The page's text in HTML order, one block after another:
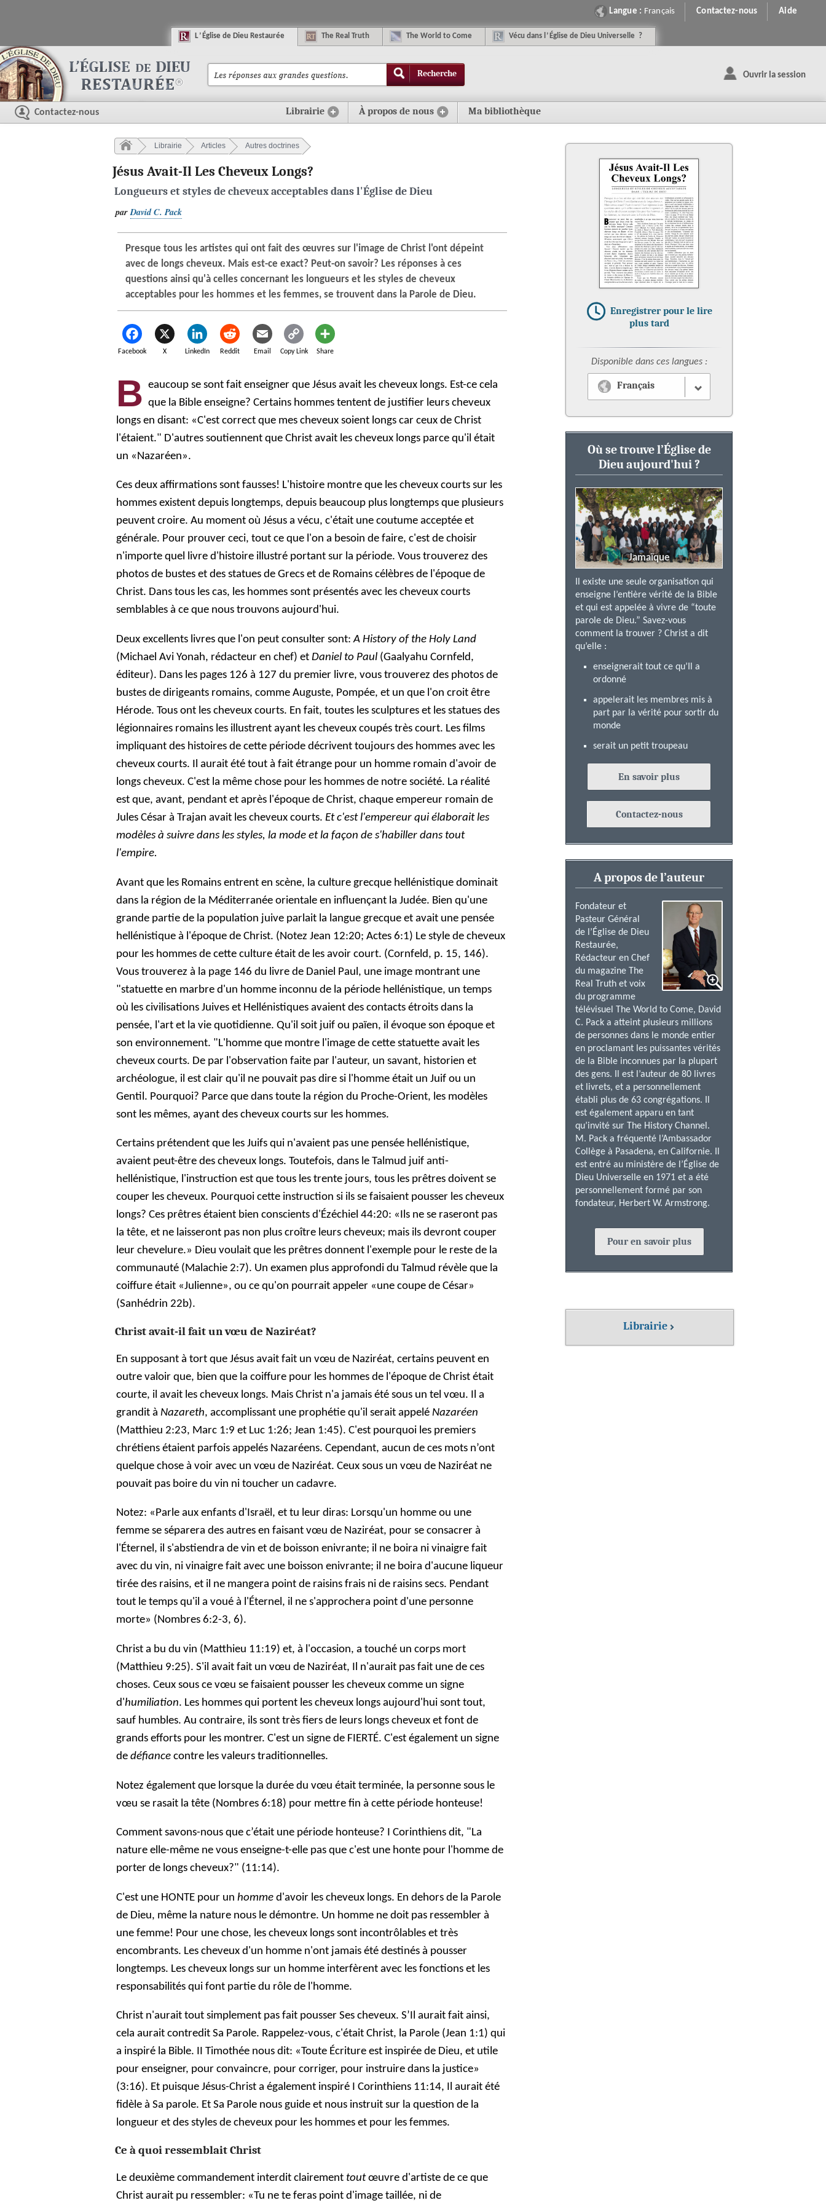
Langue : Français Contactez-nous Aide
L’ Église de Dieu Restaurée The Real Truth The World to Come Vécu dans ’ Église de Dieu Universelle ?
Recherche
Contactez-nous
Ouvrir la session
Librairie À propos de nous Ma bibliothèque
Enregistrer pour le lire
plus tard
Disponible dans ces langues :
Français
Où se trouve l’Église de
Dieu aujourd'hui ?
Jamaïque
Il existe une seule organisation qui
enseigne l’entière vérité de la Bible
et qui est appelée à vivre de “toute
parole de Dieu.” Savez-vous
comment la trouver ? Christ a dit
qu’elle :
enseignerait tout ce qu’Il a
ordonné
appelerait les membres mis à
part par la vérité pour sortir du
monde
serait un petit troupeau
En savoir plus
Contactez-nous
A propos de l’auteur
Fondateur et
Pasteur Général
de l’Église de Dieu
Restaurée,
Rédacteur en Chef
du magazine The
Real Truth et voix
du programme
télévisuel The World to Come, David
C. Pack a atteint plusieurs millions
de personnes dans le monde entier
en proclamant les puissantes vérités
de la Bible inconnues par la plupart
des gens. Il est l’auteur de 80 livres
et livrets, et a personnellement
établi plus de 63 congrégations. Il
est également apparu en tant
qu’invité sur The History Channel.
M. Pack a fréquenté l’Ambassador
Collège à Pasadena, en Californie. Il
est entré au ministère de l’Église de
Dieu Universelle en 1971 et a été
personnellement formé par son
fondateur, Herbert W. Armstrong.
Pour en savoir plus
Librairie
Librairie Articles Autres doctrines
Jésus Avait-Il Les Cheveux Longs?
Longueurs et styles de cheveux acceptables dans l'Église de Dieu
parDavid C. Pack
Presque tous les artistes qui ont fait des œuvres sur l'image de Christ l'ont dépeint
avec de longs cheveux. Mais est-ce exact? Peut-on savoir? Les réponses à ces
questions ainsi qu'à celles concernant les longueurs et les styles de cheveux
acceptables pour les hommes et les femmes, se trouvent dans la Parole de Dieu.
Facebook X LinkedIn Reddit Email Copy Link Share
B eaucoup se sont fait enseigner que Jésus avait les cheveux longs. Est-ce cela
que la Bible enseigne? Certains hommes tentent de justifier leurs cheveux
longs en disant: «C'est correct que mes cheveux soient longs car ceux de Christ
l'étaient." D'autres soutiennent que Christ avait les cheveux longs parce qu'il était
un «Nazaréen».
Ces deux affirmations sont fausses! L'histoire montre que les cheveux courts sur les
hommes existent depuis longtemps, depuis beaucoup plus longtemps que plusieurs
peuvent croire. Au moment où Jésus a vécu, c'était une coutume acceptée et
générale. Pour prouver ceci, tout ce que l'on a besoin de faire, c'est de choisir
n'importe quel livre d'histoire illustré portant sur la période. Vous trouverez des
photos de bustes et des statues de Grecs et de Romains célèbres de l'époque de
Christ. Dans tous les cas, les hommes sont présentés avec les cheveux courts
semblables à ce que nous trouvons aujourd'hui.
Deux excellents livres que l'on peut consulter sont:A History of the Holy Land
(Michael Avi Yonah, rédacteur en chef) etDaniel to Paul (Gaalyahu Cornfeld,
éditeur). Dans les pages 126 à 127 du premier livre, vous trouverez des photos de
bustes de dirigeants romains, comme Auguste, Pompée, et un que l'on croit être
Hérode. Tous ont les cheveux courts. En fait, toutes les sculptures et les statues des
légionnaires romains les illustrent ayant les cheveux coupés très court. Les films
impliquant des histoires de cette période décrivent toujours des hommes avec les
cheveux courts. Il aurait été tout à fait étrange pour un homme romain d'avoir de
longs cheveux. C'est la même chose pour les hommes de notre société. La réalité
est que, avant, pendant et après l'époque de Christ, chaque empereur romain de
Jules César à Trajan avait les cheveux courts.Et c'est l'empereur qui élaborait les
modèles à suivre dans les styles, la mode et la façon de s'habiller dans tout
l'empire.
Avant que les Romains entrent en scène, la culture grecque hellénistique dominait
dans la région de la Méditerranée orientale en influençant la Judée. Bien qu'une
grande partie de la population juive parlait la langue grecque et avait une pensée
hellénistique à l'époque de Christ. (Notez Jean 12:20; Actes 6:1) Le style de cheveux
pour les hommes de cette culture était de les avoir court. (Cornfeld, p. 15, 146).
Vous trouverez à la page 146 du livre de Daniel Paul, une image montrant une
"statuette en marbre d'un homme inconnu de la période hellénistique, un temps
où les civilisations Juives et Hellénistiques avaient des contacts étroits dans la
pensée, l'art et la vie quotidienne. Qu'il soit juif ou païen, il évoque son époque et
son environnement. "L'homme que montre l'image de cette statuette avait les
cheveux courts. De par l'observation faite par l'auteur, un savant, historien et
archéologue, il est clair qu'il ne pouvait pas dire si l'homme était un Juif ou un
Gentil. Pourquoi? Parce que dans toute la région du Proche-Orient, les modèles
sont les mêmes, ayant des cheveux courts sur les hommes.
Certains prétendent que les Juifs qui n'avaient pas une pensée hellénistique,
avaient peut-être des cheveux longs. Toutefois, dans le Talmud juif anti-
hellénistique, l'instruction est que tous les trente jours, tous les prêtres doivent se
couper les cheveux. Pourquoi cette instruction si ils se faisaient pousser les cheveux
longs? Ces prêtres étaient bien conscients d'Ézéchiel 44:20: «Ils ne se raseront pas
la tête, et ne laisseront pas non plus croître leurs cheveux; mais ils devront couper
leur chevelure.» Dieu voulait que les prêtres donnent l'exemple pour le reste de la
communauté (Malachie 2:7). Un examen plus approfondi du Talmud révèle que la
coiffure était «Julienne», ou ce qu'on pourrait appeler «une coupe de César»
(Sanhédrin 22b).
Christ avait-il fait un vœu de Naziréat?
En supposant à tort que Jésus avait fait un vœu de Naziréat, certains peuvent en
outre valoir que, bien que la coiffure pour les hommes de l'époque de Christ était
courte, il avait les cheveux longs. Mais Christ n'a jamais été sous un tel vœu. Il a
grandit à Nazareth, accomplissant une prophétie qu'il serait appelé Nazaréen
(Matthieu 2:23, Marc 1:9 et Luc 1:26; Jean 1:45). C'est pourquoi les premiers
chrétiens étaient parfois appelés Nazaréens. Cependant, aucun de ces mots n’ont
quelque chose à voir avec un vœu de Naziréat. Ceux sous un vœu de Naziréat ne
pouvait pas boire du vin ni toucher un cadavre.
Notez: «Parle aux enfants d'Israël, et tu leur diras: Lorsqu'un homme ou une
femme se séparera des autres en faisant vœu de Naziréat, pour se consacrer à
l'Éternel, il s'abstiendra de vin et de boisson enivrante; il ne boira ni vinaigre fait
avec du vin, ni vinaigre fait avec une boisson enivrante; il ne boira d'aucune liqueur
tirée des raisins, et il ne mangera point de raisins frais ni de raisins secs. Pendant
tout le temps qu'il a voué à l'Éternel, il ne s'approchera point d'une personne
morte» (Nombres 6:2-3, 6).
Christ a bu du vin (Matthieu 11:19) et, à l'occasion, a touché un corps mort
(Matthieu 9:25). S'il avait fait un vœu de Naziréat, Il n'aurait pas fait une de ces
choses. Ceux sous ce vœu se faisaient pousser les cheveux comme un signe
d'humiliation. Les hommes qui portent les cheveux longs aujourd'hui sont tout,
sauf humbles. Au contraire, ils sont très fiers de leurs longs cheveux et font de
grands efforts pour les montrer. C'est un signe de FIERTÉ. C'est également un signe
dedéfiance contre les valeurs traditionnelles.
Notez également que lorsque la durée du vœu était terminée, la personne sous le
vœu se rasait la tête (Nombres 6:18) pour mettre fin à cette période honteuse!
Comment savons-nous que c’était une période honteuse? I Corinthiens dit, "La
nature elle-même ne vous enseigne-t-elle pas que c'est une honte pour l'homme de
porter de longs cheveux?" (11:14).
C'est une HONTE pour unhomme d'avoir les cheveux longs. En dehors de la Parole
de Dieu, même la nature nous le démontre. Un homme ne doit pas ressembler à
une femme! Pour une chose, les cheveux longs sont incontrôlables et très
encombrants. Les cheveux d'un homme n'ont jamais été destinés à pousser
longtemps. Les cheveux longs sur un homme interfèrent avec les fonctions et les
responsabilités qui font partie du rôle de l'homme.
Christ n'aurait tout simplement pas fait pousser Ses cheveux. S’Il aurait fait ainsi,
cela aurait contredit Sa Parole. Rappelez-vous, c'était Christ, la Parole (Jean 1:1) qui
a inspiré la Bible. II Timothée nous dit: «Toute Écriture est inspirée de Dieu, et utile
pour enseigner, pour convaincre, pour corriger, pour instruire dans la justice»
(3:16). Et puisque Jésus-Christ a également inspiré I Corinthiens 11:14, Il aurait été
fidèle à Sa parole. Et Sa Parole nous guide et nous instruit sur la question de la
longueur et des styles de cheveux pour les hommes et pour les femmes.
Ce à quoi ressemblait Christ
Le deuxième commandement interdit clairement toutœuvre d'artiste de ce que
Christ aurait pu ressembler: «Tu ne te feras point d'image taillée, ni de